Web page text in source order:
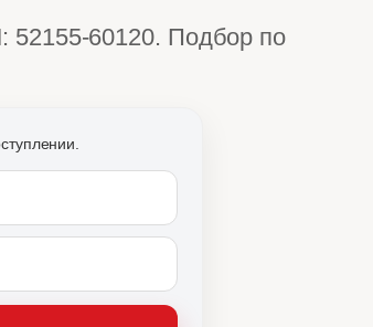
52155-60120. Подбор по